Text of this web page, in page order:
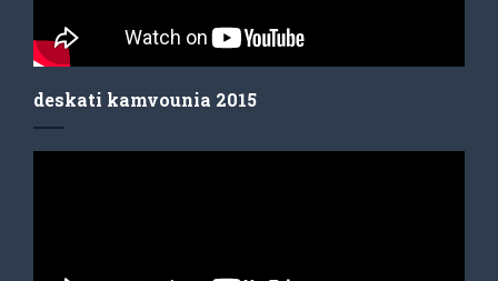
deskati kamvounia 2015